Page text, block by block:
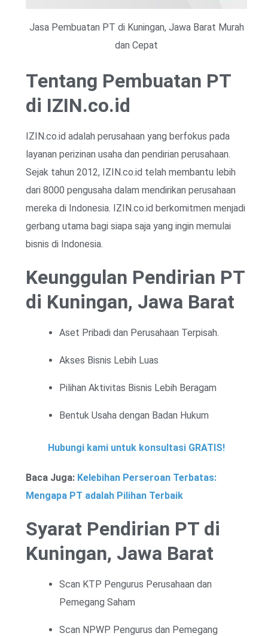
Jasa Pembuatan PT di Kuningan, Jawa Barat Murah
dan Cepat
Tentang Pembuatan PT
di IZIN.co.id
IZIN.co.id adalah perusahaan yang berfokus pada
layanan perizinan usaha dan pendirian perusahaan.
Sejak tahun 2012, IZIN.co.id telah membantu lebih
dari 8000 pengusaha dalam mendirikan perusahaan
mereka di Indonesia. IZIN.co.id berkomitmen menjadi
gerbang utama bagi siapa saja yang ingin memulai
bisnis di Indonesia.
Keunggulan Pendirian PT
di Kuningan, Jawa Barat
Aset Pribadi dan Perusahaan Terpisah.
Akses Bisnis Lebih Luas
Pilihan Aktivitas Bisnis Lebih Beragam
Bentuk Usaha dengan Badan Hukum
Hubungi kami untuk konsultasi GRATIS!
Baca Juga: Kelebihan Perseroan Terbatas:
Mengapa PT adalah Pilihan Terbaik
Syarat Pendirian PT di
Kuningan, Jawa Barat
Scan KTP Pengurus Perusahaan dan
Pemegang Saham
Scan NPWP Pengurus dan Pemegang